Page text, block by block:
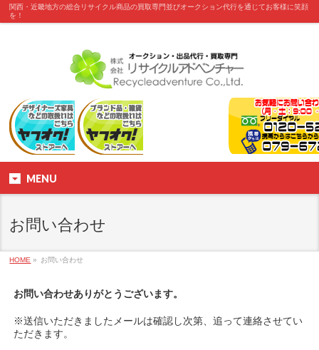
関西・近畿地方の総合リサイクル商品の買取専門並びオークション代行を通じてお客様に笑顔
を！
MENU
お問い合わせ
HOME » お問い合わせ
お問い合わせありがとうございます。
※送信いただきましたメールは確認し次第、追って連絡させてい
ただきます。